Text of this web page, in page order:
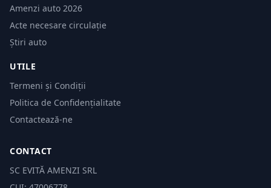
Amenzi auto 2026
Acte necesare circulație
Știri auto
UTILE
Termeni și Condiții
Politica de Confidențialitate
Contactează-ne
CONTACT
SC EVITĂ AMENZI SRL